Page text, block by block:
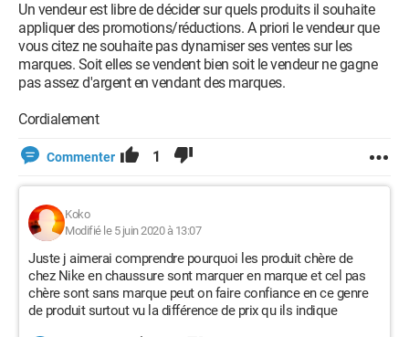
Un vendeur est libre de décider sur quels produits il souhaite
appliquer des promotions/réductions. A priori le vendeur que
vous citez ne souhaite pas dynamiser ses ventes sur les
marques. Soit elles se vendent bien soit le vendeur ne gagne
pas assez d'argent en vendant des marques.
Cordialement
Commenter 1
Koko
Modifié le 5 juin 2020 à 13:07
Juste j aimerai comprendre pourquoi les produit chère de
chez Nike en chaussure sont marquer en marque et cel pas
chère sont sans marque peut on faire confiance en ce genre
de produit surtout vu la différence de prix qu ils indique